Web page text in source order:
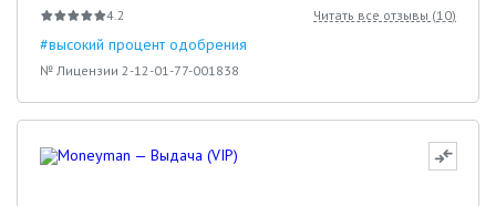
4.2 Читать все отзывы (10)
#высокий процент одобрения
№ Лицензии 2-12-01-77-001838